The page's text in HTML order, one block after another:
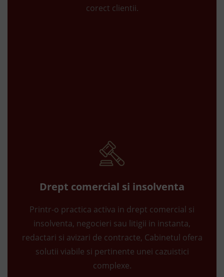
corect clientii.
Drept comercial si insolventa
Printr-o practica activa in drept comercial si
insolventa, negocieri sau litigii in instanta,
redactari si avizari de contracte, Cabinetul ofera
solutii viabile si pertinente unei cazuistici
complexe.